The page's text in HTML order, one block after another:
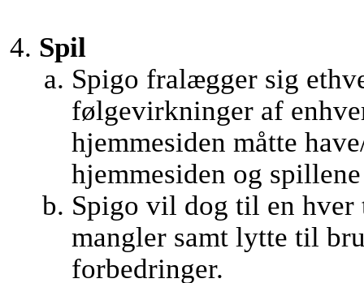
Spil
Spigo fralægger sig
følgevirkninger af
hjemmesiden måtte
hjemmesiden og
Spigo vil dog til en hver
mangler samt lytte til
forbedringer.